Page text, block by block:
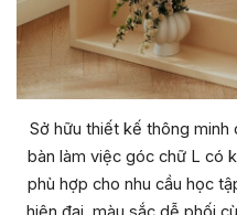
Sở hữu thiết kế thông
bàn làm việc góc chữ L có
phù hợp cho nhu cầu học